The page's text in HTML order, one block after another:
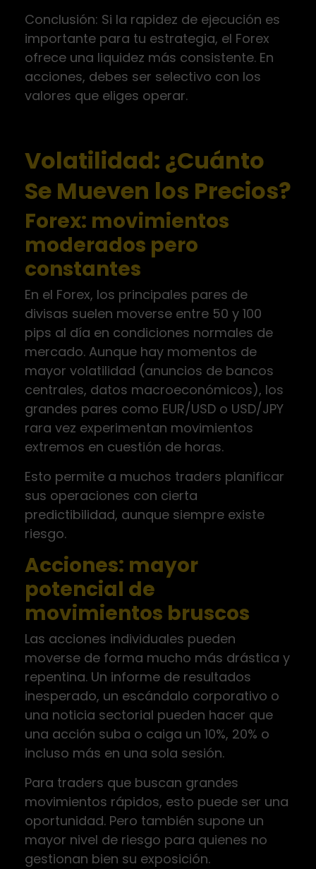
Conclusión: Si la rapidez de ejecución es
importante para tu estrategia, el Forex
ofrece una liquidez más consistente. En
acciones, debes ser selectivo con los
valores que eliges operar.
Volatilidad: ¿Cuánto
Se Mueven los Precios?
Forex: movimientos
moderados pero
constantes
En el Forex, los principales pares de
divisas suelen moverse entre 50 y 100
pips al día en condiciones normales de
mercado. Aunque hay momentos de
mayor volatilidad (anuncios de bancos
centrales, datos macroeconómicos), los
grandes pares como EUR/USD o USD/JPY
rara vez experimentan movimientos
extremos en cuestión de horas.
Esto permite a muchos traders planificar
sus operaciones con cierta
predictibilidad, aunque siempre existe
riesgo.
Acciones: mayor
potencial de
movimientos bruscos
Las acciones individuales pueden
moverse de forma mucho más drástica y
repentina. Un informe de resultados
inesperado, un escándalo corporativo o
una noticia sectorial pueden hacer que
una acción suba o caiga un 10%, 20% o
incluso más en una sola sesión.
Para traders que buscan grandes
movimientos rápidos, esto puede ser una
oportunidad. Pero también supone un
mayor nivel de riesgo para quienes no
gestionan bien su exposición.